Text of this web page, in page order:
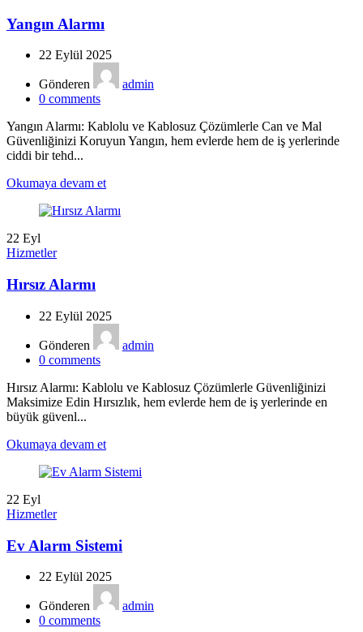
Yangın Alarmı
22 Eylül 2025
Gönderen
admin
0 comments
Yangın Alarmı: Kablolu ve Kablosuz Çözümlerle Can ve Mal
Güvenliğinizi Koruyun Yangın, hem evlerde hem de iş yerlerinde
ciddi bir tehd...
Okumaya devam et
22 Eyl
Hizmetler
Hırsız Alarmı
22 Eylül 2025
Gönderen
admin
0 comments
Hırsız Alarmı: Kablolu ve Kablosuz Çözümlerle Güvenliğinizi
Maksimize Edin Hırsızlık, hem evlerde hem de iş yerlerinde en
büyük güvenl...
Okumaya devam et
22 Eyl
Hizmetler
Ev Alarm Sistemi
22 Eylül 2025
Gönderen
admin
0 comments